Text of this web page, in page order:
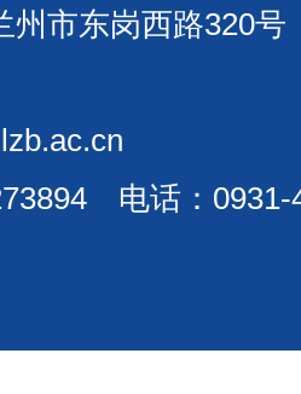
州市东岗西路
电话：0931-